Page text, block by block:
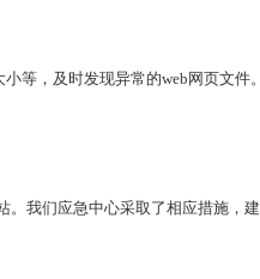
等，及时发现异常的web网页文件。
。我们应急中心采取了相应措施，建